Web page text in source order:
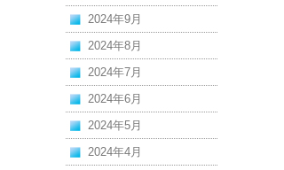
2024年9月
2024年8月
2024年7月
2024年6月
2024年5月
2024年4月